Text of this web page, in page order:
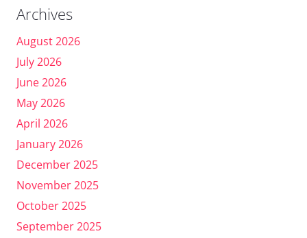
Archives
August 2026
July 2026
June 2026
May 2026
April 2026
January 2026
December 2025
November 2025
October 2025
September 2025